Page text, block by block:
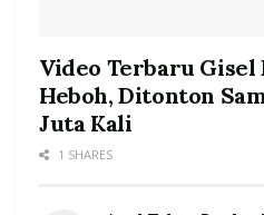
Video Terbaru Gisel
Heboh, Ditonton
Juta Kali
1 SHARES